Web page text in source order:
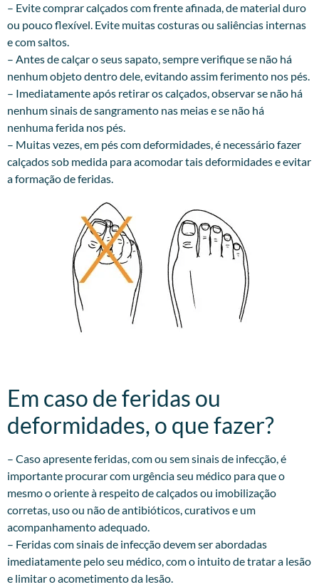
– Evite comprar calçados com frente afinada, de material duro
ou pouco flexível. Evite muitas costuras ou saliências internas
e com saltos.
– Antes de calçar o seus sapato, sempre verifique se não há
nenhum objeto dentro dele, evitando assim ferimento nos pés.
– Imediatamente após retirar os calçados, observar se não há
nenhum sinais de sangramento nas meias e se não há
nenhuma ferida nos pés.
– Muitas vezes, em pés com deformidades, é necessário fazer
calçados sob medida para acomodar tais deformidades e evitar
a formação de feridas.
Em caso de feridas ou
deformidades, o que fazer?​
– Caso apresente feridas, com ou sem sinais de infecção, é
importante procurar com urgência seu médico para que o
mesmo o oriente à respeito de calçados ou imobilização
corretas, uso ou não de antibióticos, curativos e um
acompanhamento adequado.
– Feridas com sinais de infecção devem ser abordadas
imediatamente pelo seu médico, com o intuito de tratar a lesão
e limitar o acometimento da lesão.